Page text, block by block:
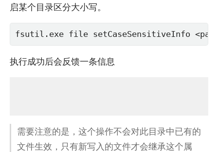
启某个目录区分大小写。
fsutil.exe file setCaseSensitiveInfo
执行成功后会反馈一条信息
需要注意的是，这个操作不会对此目录中已有的
文件生效，只有新写入的文件才会继承这个属